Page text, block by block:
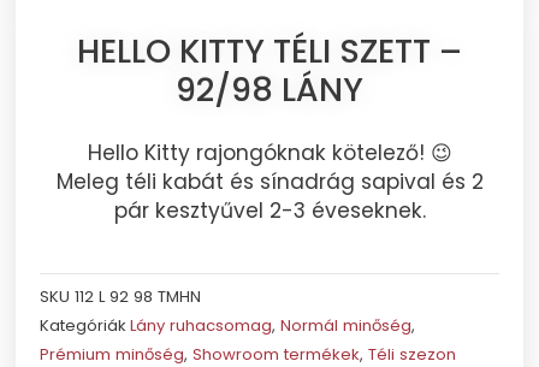
HELLO KITTY TÉLI SZETT –
92/98 LÁNY
Hello Kitty rajongóknak kötelező! 😉
Meleg téli kabát és sínadrág sapival és 2
pár kesztyűvel 2-3 éveseknek.
SKU112 L 92 98 TMHN
Kategóriák Lány ruhacsomag,Normál minőség,
Prémium minőség,Showroom termékek,Téli szezon